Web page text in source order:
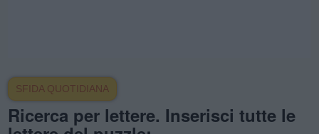
SFIDA QUOTIDIANA
Ricerca per lettere. Inserisci tutte le